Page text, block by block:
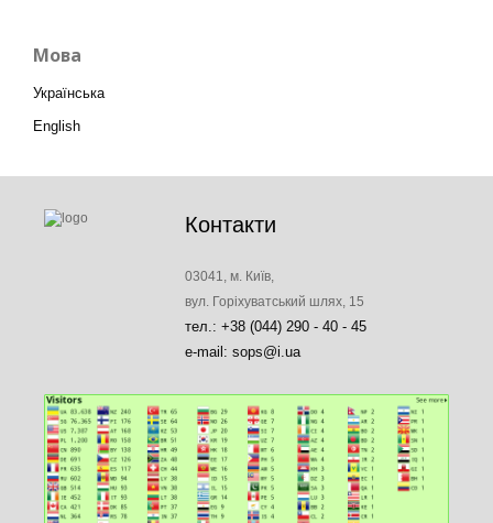
Мова
Українська
English
Контакти
03041, м. Київ,
вул. Горіхуватський шлях, 15
тел.: +38 (044) 290 - 40 - 45
e-mail: sops@i.ua